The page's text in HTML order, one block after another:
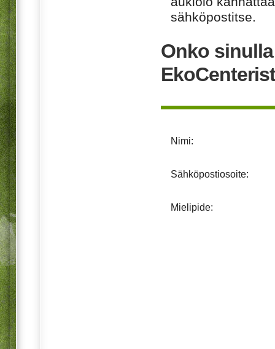
sähköpostitse.
Onko
Nimi:
Sähköpostiosoite:
Mielipide: